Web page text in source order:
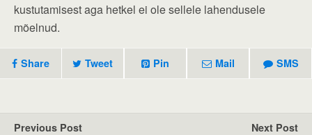
kustutamisest aga hetkel ei ole sellele lahendusele
mõelnud.
Share Tweet Pin Mail SMS
Previous Post Next Post